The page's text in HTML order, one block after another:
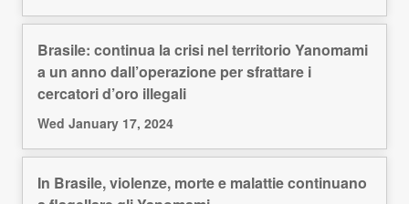
Brasile: continua la crisi nel territorio Yanomami
a un anno dall’operazione per sfrattare i
cercatori d’oro illegali
Wed January 17, 2024
In Brasile, violenze, morte e malattie continuano